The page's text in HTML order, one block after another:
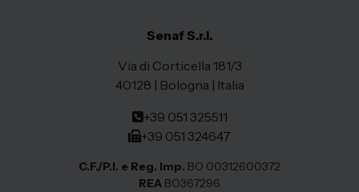
Senaf S.r.l.
Via di Corticella 181/3
40128 | Bologna | Italia
+39 051 325511
+39 051 324647
C.F./P.I. e Reg. Imp. BO 00312600372
REA BO367296